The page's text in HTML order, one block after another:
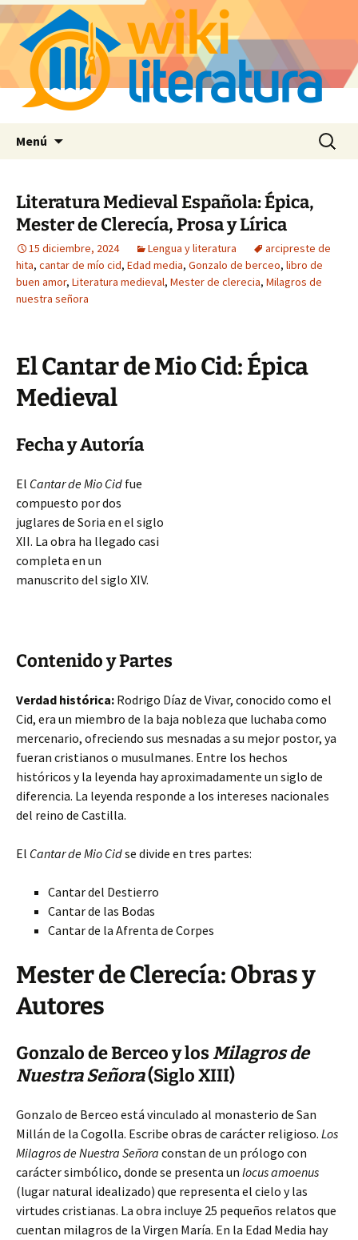
Menú Buscar:
Literatura Medieval Española: Épica,
Mester de Clerecía, Prosa y Lírica
15 diciembre, 2024 Lengua y literatura
arcipreste de
hita, cantar de mío cid, Edad media, Gonzalo de berceo, libro de
buen amor, Literatura medieval, Mester de clerecia, Milagros de
nuestra señora
El Cantar de Mio Cid: Épica
Medieval
Fecha y Autoría
El Cantar de Mio Cid fue
compuesto por dos
juglares de Soria en el siglo
XII. La obra ha llegado casi
completa en un
manuscrito del siglo XIV.
Contenido y Partes
Verdad histórica: Rodrigo Díaz de Vivar, conocido como el
Cid, era un miembro de la baja nobleza que luchaba como
mercenario, ofreciendo sus mesnadas a su mejor postor, ya
fueran cristianos o musulmanes. Entre los hechos
históricos y la leyenda hay aproximadamente un siglo de
diferencia. La leyenda responde a los intereses nacionales
del reino de Castilla.
El Cantar de Mio Cidse divide en tres partes:
Cantar del Destierro
Cantar de las Bodas
Cantar de la Afrenta de Corpes
Mester de Clerecía: Obras y
Autores
Gonzalo de Berceo y los Milagros de
Nuestra Señora(Siglo XIII)
Gonzalo de Berceo está vinculado al monasterio de San
Millán de la Cogolla. Escribe obras de carácter religioso. Los
Milagros de Nuestra Señora constan de un prólogo con
carácter simbólico, donde se presenta un locus amoenus
(lugar natural idealizado) que representa el cielo y las
virtudes cristianas. La obra incluye 25 pequeños relatos que
cuentan milagros de la Virgen María. En la Edad Media hay